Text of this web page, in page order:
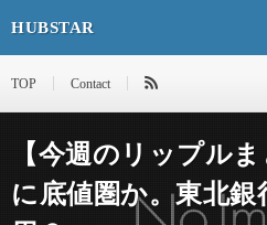
HUBSTAR
TOP Contact
【今週のリップル
に底値圏か。東北